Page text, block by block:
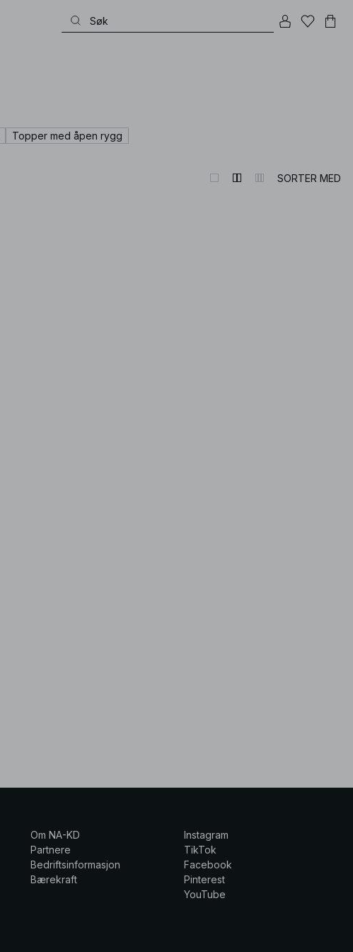
Topper med åpen rygg
SORTER MED
Om NA-KD
Partnere
Bedriftsinformasjon
Bærekraft
Instagram
TikTok
Facebook
Pinterest
YouTube